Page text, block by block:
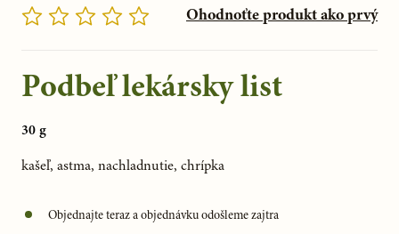
Ohodnoťte produkt ako prvý
Podbeľ lekársky list
30 g
kašeľ, astma, nachladnutie, chrípka
Objednajte teraz a objednávku odošleme zajtra